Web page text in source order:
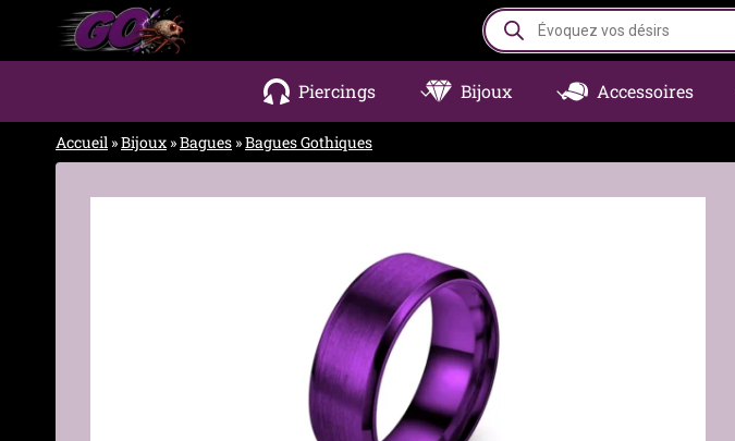
contenu
Recherche
de
produits
Piercings Bijoux Accessoires
Accueil »Bijoux »Bagues »Bagues Gothiques